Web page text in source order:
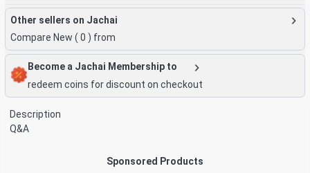
Other sellers on Jachai
Compare New ( 0 ) from
Become a Jachai Membership to
redeem coins for discount on checkout
Description
Q&A
Sponsored Products